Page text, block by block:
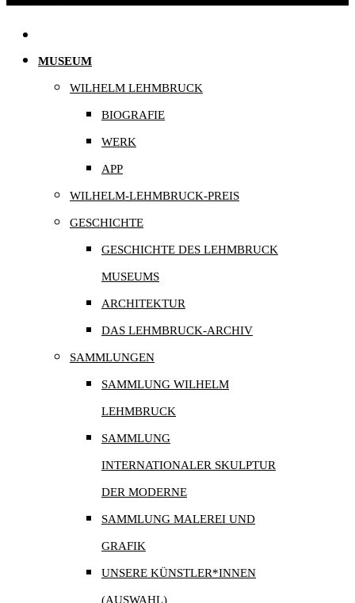
Navigation
MUSEUM
WILHELM LEHMBRUCK
BIOGRAFIE
WERK
APP
WILHELM-LEHMBRUCK-PREIS
GESCHICHTE
GESCHICHTE DES LEHMBRUCK
MUSEUMS
ARCHITEKTUR
DAS LEHMBRUCK-ARCHIV
SAMMLUNGEN
SAMMLUNG WILHELM
LEHMBRUCK
SAMMLUNG
INTERNATIONALER SKULPTUR
DER MODERNE
SAMMLUNG MALEREI UND
GRAFIK
UNSERE KÜNSTLER*INNEN
(AUSWAHL)